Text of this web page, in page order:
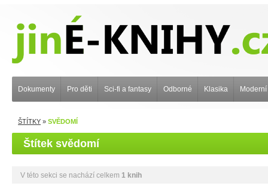
Dokumenty Pro děti Sci-fi a fantasy Odborné Klasika
ŠTÍTKY » SVĚDOMÍ
Štítek svědomí
V této sekci se nachází celkem 1 knih